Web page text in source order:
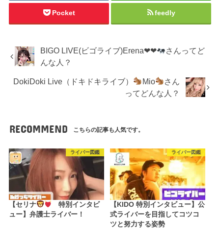
Pocket feedly
BIGO LIVE(ビゴライブ)Erena❤︎❤︎
さんってど
んな人？
DokiDoki Live（ドキドキライブ） Mio
さん
ってどんな人？
RECOMMEND こちらの記事も人気です。
ライバー図鑑
【セリナ
特別インタビ
ュー】弁護士ライバー！
ライバー図鑑
【KIDO 特別インタビュー】公
式ライバーを目指してコツコ
ツと努力する姿勢